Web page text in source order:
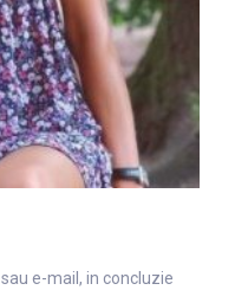
sau e-mail, in concluzie